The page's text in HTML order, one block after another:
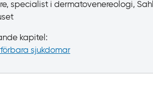
specialist i dermatovenereologi,
kapitel:
sjukdomar